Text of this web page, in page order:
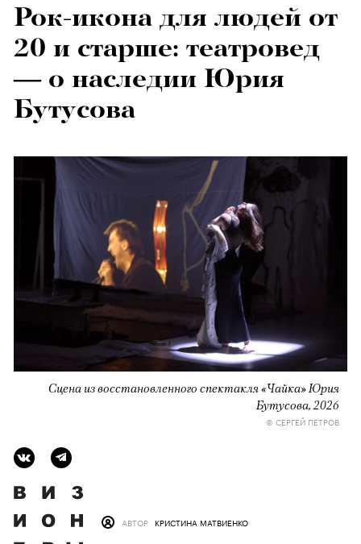
Рок-икона для людей от
20 и старше: театровед
— о наследии Юрия
Бутусова
Сцена из восстановленного спектакля «Чайка» Юрия
Бутусова, 2026
© СЕРГЕЙ ПЕТРОВ
АВТОР КРИСТИНА МАТВИЕНКО